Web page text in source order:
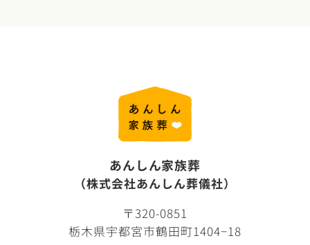
あんしん家族葬
（株式会社あんしん葬儀社）
〒320-0851
栃木県宇都宮市鶴田町1404−18